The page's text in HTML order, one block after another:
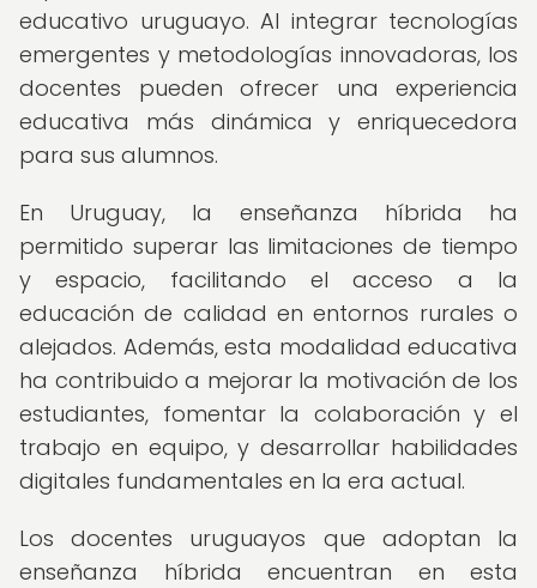
educativo uruguayo. Al integrar tecnologías
emergentes y metodologías innovadoras, los
docentes pueden ofrecer una experiencia
educativa más dinámica y enriquecedora
para sus alumnos.
En Uruguay, la enseñanza híbrida ha
permitido superar las limitaciones de tiempo
y espacio, facilitando el acceso a la
educación de calidad en entornos rurales o
alejados. Además, esta modalidad educativa
ha contribuido a mejorar la motivación de los
estudiantes, fomentar la colaboración y el
trabajo en equipo, y desarrollar habilidades
digitales fundamentales en la era actual.
Los docentes uruguayos que adoptan la
enseñanza híbrida encuentran en esta